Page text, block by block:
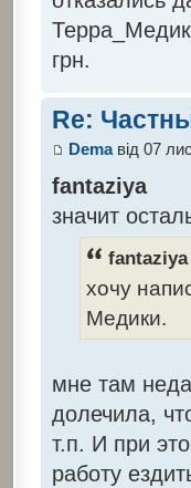
грн.
Re:
Demaвід 07
fantaziya
значит
fantaziya
хочу
Медики.
мне там
долечила,
т.п. И при
работу